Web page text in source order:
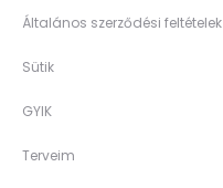
Általános szerződési feltételek
Sütik
GYIK
Terveim